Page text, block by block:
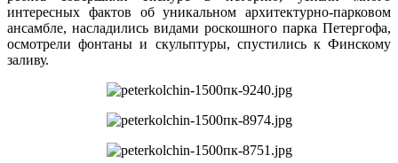
интересных фактов об уникальном архитектурно-парковом
ансамбле, насладились видами роскошного парка Петергофа,
осмотрели фонтаны и скульптуры, спустились к Финскому
заливу.